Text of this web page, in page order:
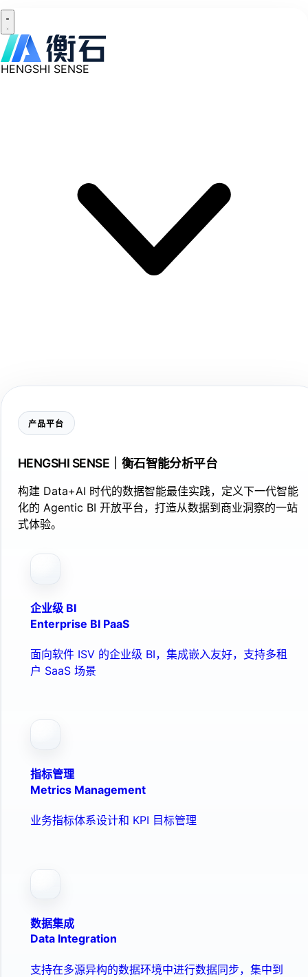
HENGSHI SENSE
产品平台
HENGSHI SENSE｜衡石智能分析平台
构建 Data+AI 时代的数据智能最佳实践，定义下一代智能
化的 Agentic BI 开放平台，打造从数据到商业洞察的一站
式体验。
企业级 BI
Enterprise BI PaaS
面向软件 ISV 的企业级 BI，集成嵌入友好，支持多租
户 SaaS 场景
指标管理
Metrics Management
业务指标体系设计和 KPI 目标管理
数据集成
Data Integration
支持在多源异构的数据环境中进行数据同步，集中到